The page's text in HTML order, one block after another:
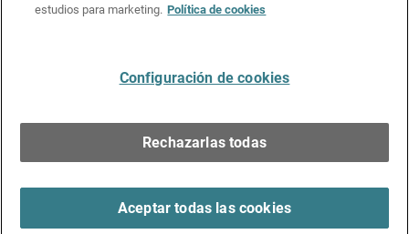
Kit de medios y marca
estudios para marketing. Política de cookies
Configuración de cookies
Rechazarlas todas
Aceptar todas las cookies